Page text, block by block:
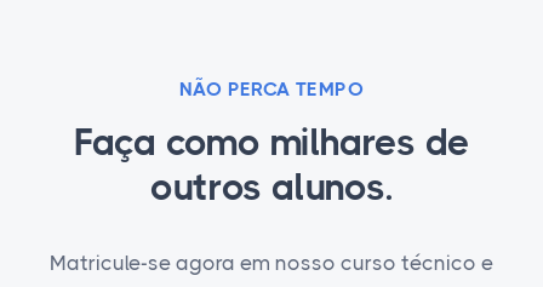
NÃO PERCA TEMPO
Faça como milhares de
outros alunos.
Matricule-se agora em nosso curso técnico e